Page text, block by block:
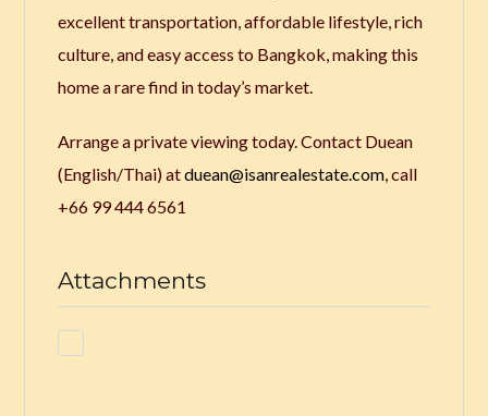
excellent transportation, affordable lifestyle, rich
culture, and easy access to Bangkok, making this
home a rare find in today’s market.
Arrange a private viewing today. Contact Duean
(English/Thai) atduean@isanrealestate.com, call
+66 99 444 6561
Attachments